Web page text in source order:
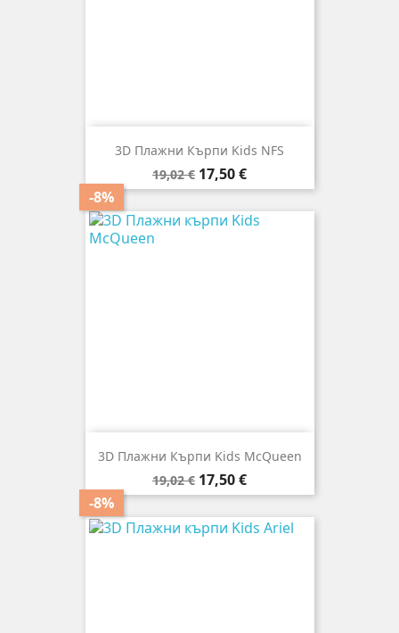
3D Плажни Кърпи Kids NFS
Редовна
цена
19,02 €
-8%
Цена
17,50 €
3D Плажни Кърпи Kids McQueen
Редовна
цена
19,02 €
-8%
Цена
17,50 €